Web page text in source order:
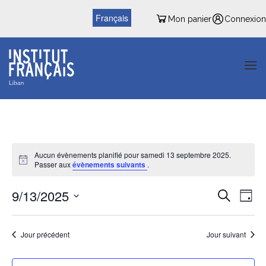
Mon panier Connexion
Français
Aucun évènements planifié pour samedi 13 septembre 2025.
Passer auxévènements suivants .
et
de
Recherche
de
Jour
9/13/2025
date.Jour précédent Jour suivant